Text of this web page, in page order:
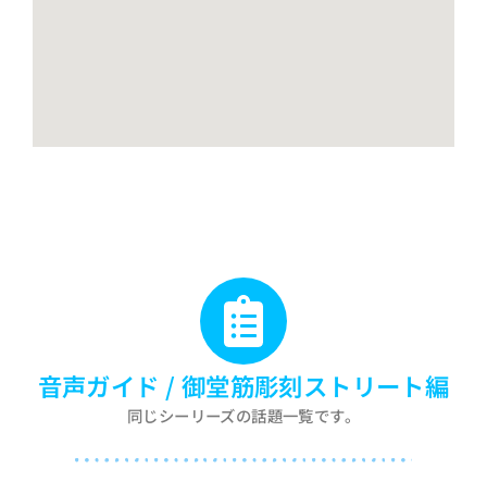
音声ガイド / 御堂筋彫刻ストリート編
同じシーリーズの話題一覧です。